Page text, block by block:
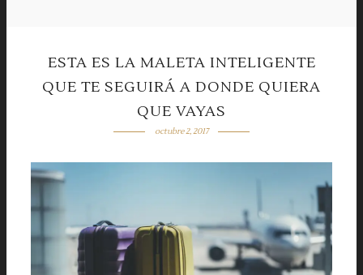
ESTA ES LA MALETA INTELIGENTE
QUE TE SEGUIRÁ A DONDE QUIERA
QUE VAYAS
octubre 2, 2017